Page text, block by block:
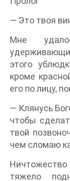
— Это твоя
Мне
этого
кроме
его по лицу,
— Клянусь
чтобы
твой
чем сломаю
тяжело